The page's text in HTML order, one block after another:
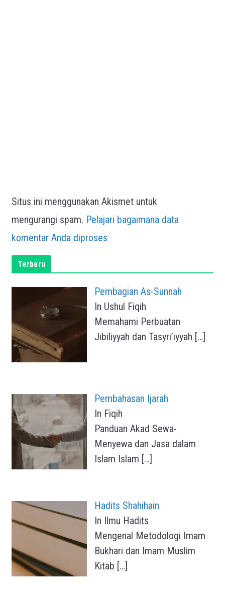
Situs ini menggunakan Akismet untuk
mengurangi spam. Pelajari bagaimana data
komentar Anda diproses
Terbaru
Pembagian As-Sunnah
In Ushul Fiqih
Memahami Perbuatan
Jibiliyyah dan Tasyri’iyyah […]
Pembahasan Ijarah
In Fiqih
Panduan Akad Sewa-
Menyewa dan Jasa dalam
Islam Islam […]
Hadits Shahihain
In Ilmu Hadits
Mengenal Metodologi Imam
Bukhari dan Imam Muslim
Kitab […]